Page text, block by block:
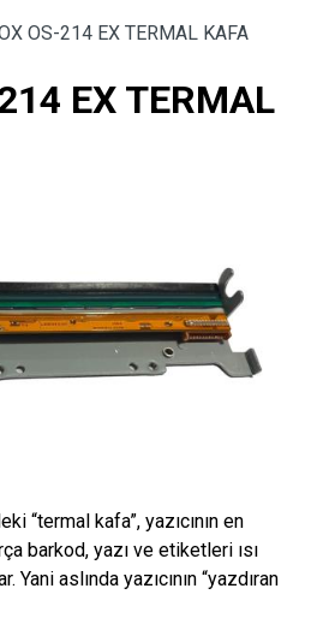
OS-214 EX TERMAL KAFA
EX TERMAL
“termal kafa”, yazıcının en
barkod, yazı ve etiketleri ısı
aslında yazıcının “yazdıran